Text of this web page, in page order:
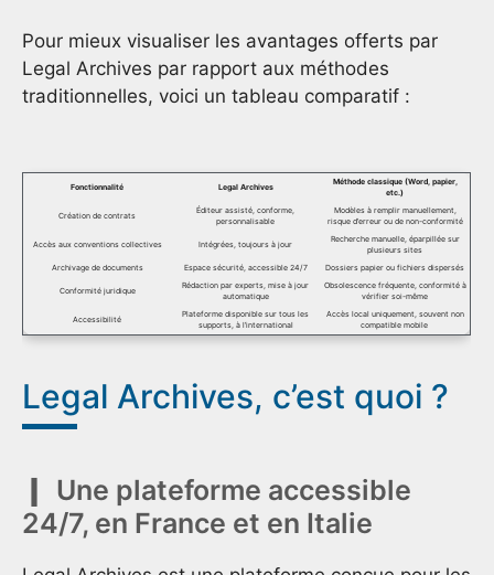
Pour mieux visualiser les avantages offerts par
Legal Archives par rapport aux méthodes
traditionnelles, voici un tableau comparatif :
Fonctionnalité Legal Archives
Méthode classique (Word, papier,
etc.)
Création de contrats
Éditeur assisté, conforme,
personnalisable
Modèles à remplir manuellement,
risque d’erreur ou de non-conformité
Accès aux conventions collectives Intégrées, toujours à jour
Recherche manuelle, éparpillée sur
plusieurs sites
Archivage de documents
Espace sécurité, accessible 24/7 Dossiers papier ou fichiers dispersés
Conformité juridique
Rédaction par experts, mise à jour
automatique
Obsolescence fréquente, conformité à
vérifier soi-même
Accessibilité
Plateforme disponible sur tous les
supports, à l’international
Accès local uniquement, souvent non
compatible mobile
Legal Archives, c’est quoi ?
Une plateforme accessible
24/7, en France et en Italie